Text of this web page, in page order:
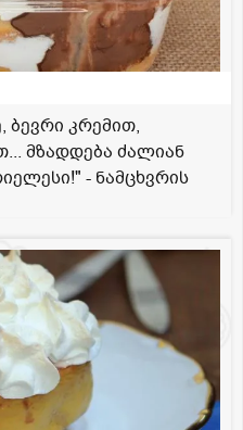
ბევრი კრემით,
მზადდება ძალიან
- ნამცხვრის